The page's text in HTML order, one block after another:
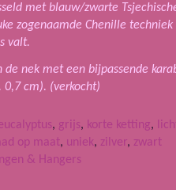
met blauw/zwarte
zogenaamde Chenille
valt.
de nek met een bijpassende
0,7 cm). (verkocht)
, grijs, korte ketting,
op maat, uniek, zilver, zwart
& Hangers